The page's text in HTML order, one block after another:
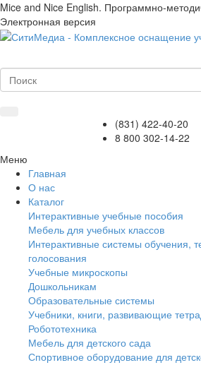
Mice and Nice English. Программно-
Электронная версия
(831) 422-40-20
8 800 302-14-22
Меню
Главная
О нас
Каталог
Интерактивные учебные пособия
Мебель для учебных классов
Интерактивные системы обучения,
голосования
Учебные микроскопы
Дошкольникам
Образовательные системы
Учебники, книги, развивающие
Робототехника
Мебель для детского сада
Спортивное оборудование для